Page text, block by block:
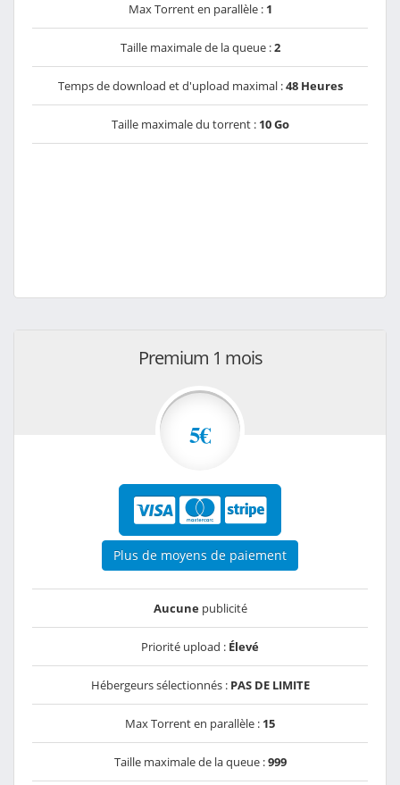
Max Torrent en parallèle : 1
Taille maximale de la queue :2
Temps de download et d'upload maximal :48 Heures
Taille maximale du torrent : 10 Go
Premium 1 mois
5€
Plus de moyens de paiement
Aucunepublicité
Priorité upload : Élevé
Hébergeurs sélectionnés : PAS DE LIMITE
Max Torrent en parallèle : 15
Taille maximale de la queue :999